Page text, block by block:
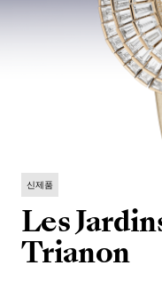
신제품
Les
Trianon